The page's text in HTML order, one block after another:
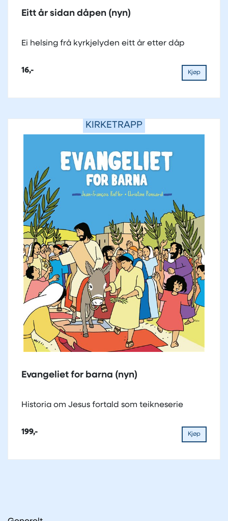
Eitt år sidan dåpen (nyn)
Ei helsing frå kyrkjelyden eitt år etter dåp
16,- Kjøp
KIRKETRAPP
Evangeliet for barna (nyn)
Historia om Jesus fortald som teikneserie
199,- Kjøp